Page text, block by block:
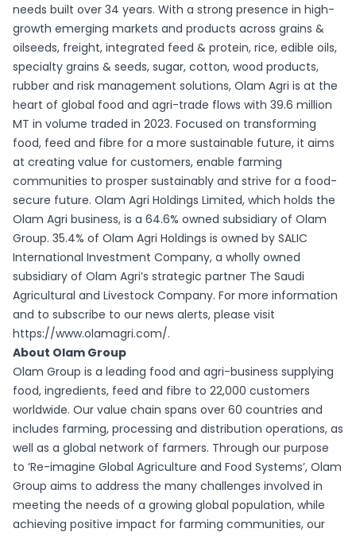
needs built over 34 years. With a strong presence in high-
growth emerging markets and products across grains &
oilseeds, freight, integrated feed & protein, rice, edible oils,
specialty grains & seeds, sugar, cotton, wood products,
rubber and risk management solutions, Olam Agri is at the
heart of global food and agri-trade flows with 39.6 million
MT in volume traded in 2023. Focused on transforming
food, feed and fibre for a more sustainable future, it aims
at creating value for customers, enable farming
communities to prosper sustainably and strive for a food-
secure future. Olam Agri Holdings Limited, which holds the
Olam Agri business, is a 64.6% owned subsidiary of Olam
Group. 35.4% of Olam Agri Holdings is owned by SALIC
International Investment Company, a wholly owned
subsidiary of Olam Agri’s strategic partner The Saudi
Agricultural and Livestock Company. For more information
and to subscribe to our news alerts, please visit
https://www.olamagri.com/.
About Olam Group
Olam Group is a leading food and agri-business supplying
food, ingredients, feed and fibre to 22,000 customers
worldwide. Our value chain spans over 60 countries and
includes farming, processing and distribution operations, as
well as a global network of farmers. Through our purpose
to ‘Re-imagine Global Agriculture and Food Systems’, Olam
Group aims to address the many challenges involved in
meeting the needs of a growing global population, while
achieving positive impact for farming communities, our